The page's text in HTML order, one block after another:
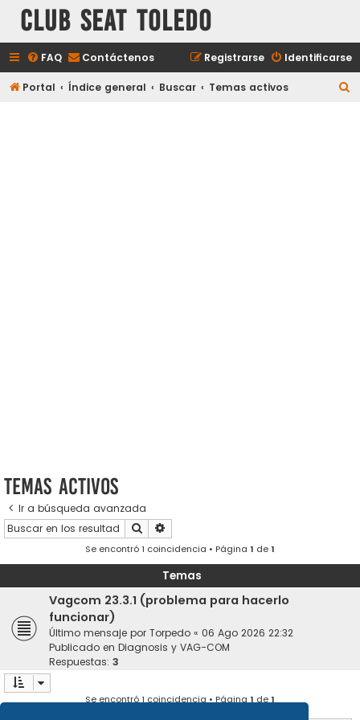
Club Seat Toledo
FAQ Contáctenos Identificarse
Registrarse
Portal Índice general Buscar Temas activos
Temas activos
Ir a búsqueda avanzada
Buscar
Se encontró 1 coincidencia • Página 1 de1
Temas
Vagcom 23.3.1 (problema para hacerlo
funcionar)
Último mensaje por Torpedo « 06 Ago 2026 22:32
Publicado en Diagnosis y VAG-COM
Respuestas: 3
Se encontró 1 coincidencia • Página1de1